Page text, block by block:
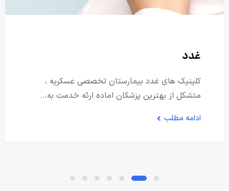
غدد
کلینیک های غدد بیمارستان تخصصی عسکریه ،
متشکل از بهترین پزشکان اماده ارئه خدمت به…
ادامه مطلب